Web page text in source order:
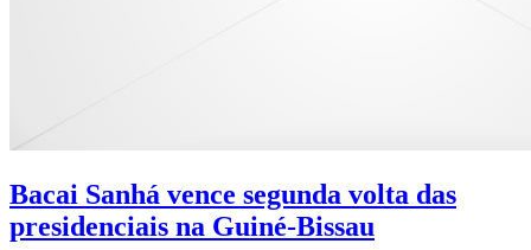
Bacai Sanhá vence segunda volta das
presidenciais na Guiné-Bissau